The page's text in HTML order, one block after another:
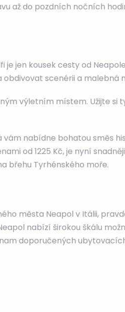
až do pozdních nočních
je jen kousek cesty od
scenérii a malebná
výletním místem. Užijte si
nabídne bohatou směs
od 1225 Kč, je nyní
břehu Tyrhénského moře.
města Neapol v Itálii,
nabízí širokou škálu
doporučených